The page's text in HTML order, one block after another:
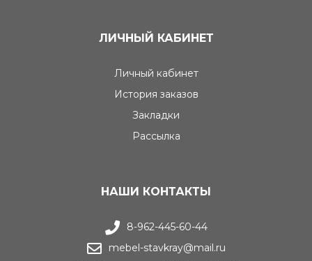
ЛИЧНЫЙ КАБИНЕТ
Личный кабинет
История заказов
Закладки
Рассылка
НАШИ КОНТАКТЫ
8-962-445-60-44
mebel-stavkray@mail.ru